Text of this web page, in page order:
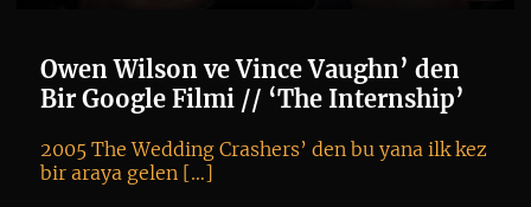
Owen Wilson ve Vince Vaughn’ den
Bir Google Filmi // ‘The Internship’
2005 The Wedding Crashers’ den bu yana ilk kez
bir araya gelen […]